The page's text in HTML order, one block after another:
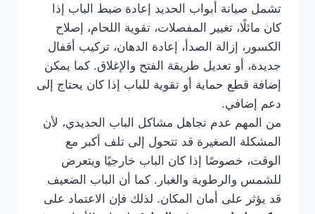
تشمل صيانة أبواب الحديد إعادة ضبط الباب إذا
كان مائلًا، تغيير المفصلات، تقوية اللحام، إصلاح
الكسور، إزالة الصدأ، إعادة الدهان، تركيب أقفال
جديدة، أو تعديل طريقة الفتح والإغلاق. كما يمكن
إضافة قطع حماية أو تقوية للباب إذا كان يحتاج إلى
دعم إضافي.
من المهم عدم تجاهل مشاكل الباب الحديدي، لأن
المشكلة الصغيرة قد تتحول إلى تلف أكبر مع
الوقت، خصوصًا إذا كان الباب خارجيًا ويتعرض
للشمس والرطوبة والغبار. كما أن الباب الضعيف
قد يؤثر على أمان المكان. لذلك فإن الاعتماد على